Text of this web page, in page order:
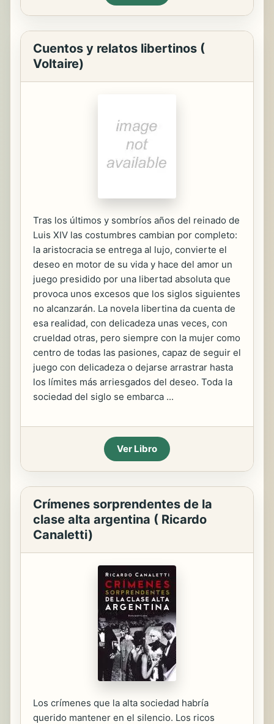
Cuentos y relatos libertinos (
Voltaire)
Tras los últimos y sombríos años del reinado de
Luis XIV las costumbres cambian por completo:
la aristocracia se entrega al lujo, convierte el
deseo en motor de su vida y hace del amor un
juego presidido por una libertad absoluta que
provoca unos excesos que los siglos siguientes
no alcanzarán. La novela libertina da cuenta de
esa realidad, con delicadeza unas veces, con
crueldad otras, pero siempre con la mujer como
centro de todas las pasiones, capaz de seguir el
juego con delicadeza o dejarse arrastrar hasta
los límites más arriesgados del deseo. Toda la
sociedad del siglo se embarca ...
Ver Libro
Crímenes sorprendentes de la
clase alta argentina ( Ricardo
Canaletti)
Los crímenes que la alta sociedad habría
querido mantener en el silencio. Los ricos